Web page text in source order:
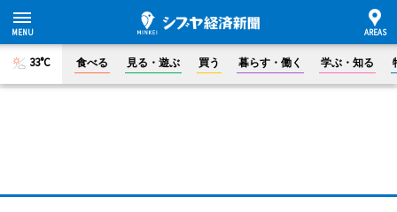
33°C 食べる 見る・遊ぶ 買う 暮らす・働く 学ぶ・知る